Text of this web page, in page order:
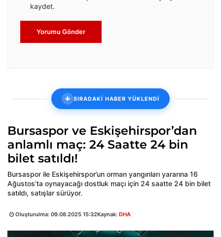
kaydet.
Yorumu Gönder
SIRADAKİ HABER YÜKLENDİ
Bursaspor ve Eskişehirspor’dan
anlamlı maç: 24 Saatte 24 bin
bilet satıldı!
Bursaspor ile Eskişehirspor’un orman yangınları yararına 16
Ağustos’ta oynayacağı dostluk maçı için 24 saatte 24 bin bilet
satıldı, satışlar sürüyor.
Oluşturulma: 09.08.2025 15:32Kaynak: DHA